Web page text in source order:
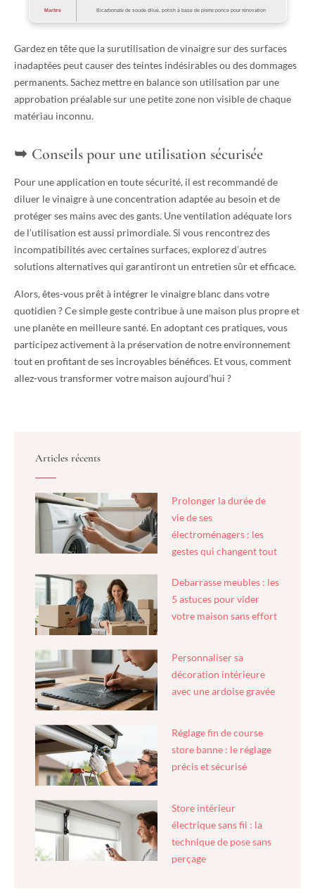
Marbre Bicarbonate de soude dilué, polish à base de pierre ponce pour rénovation
Gardez en tête que la surutilisation de vinaigre sur des surfaces
inadaptées peut causer des teintes indésirables ou des dommages
permanents. Sachez mettre en balance son utilisation par une
approbation préalable sur une petite zone non visible de chaque
matériau inconnu.
Conseils pour une utilisation sécurisée
Pour une application en toute sécurité, il est recommandé de
diluer le vinaigre à une concentration adaptée au besoin et de
protéger ses mains avec des gants. Une ventilation adéquate lors
de l’utilisation est aussi primordiale. Si vous rencontrez des
incompatibilités avec certaines surfaces, explorez d’autres
solutions alternatives qui garantiront un entretien sûr et efficace.
Alors, êtes-vous prêt à intégrer le vinaigre blanc dans votre
quotidien ? Ce simple geste contribue à une maison plus propre et
une planète en meilleure santé. En adoptant ces pratiques, vous
participez activement à la préservation de notre environnement
tout en profitant de ses incroyables bénéfices. Et vous, comment
allez-vous transformer votre maison aujourd’hui ?
Articles récents
Prolonger la durée de
vie de ses
électroménagers : les
gestes qui changent tout
Debarrasse meubles : les
5 astuces pour vider
votre maison sans effort
Personnaliser sa
décoration intérieure
avec une ardoise gravée
Réglage fin de course
store banne : le réglage
précis et sécurisé
Store intérieur
électrique sans fil : la
technique de pose sans
perçage